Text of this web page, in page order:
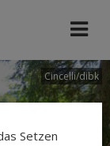
Cincelli/dibk
Setzen